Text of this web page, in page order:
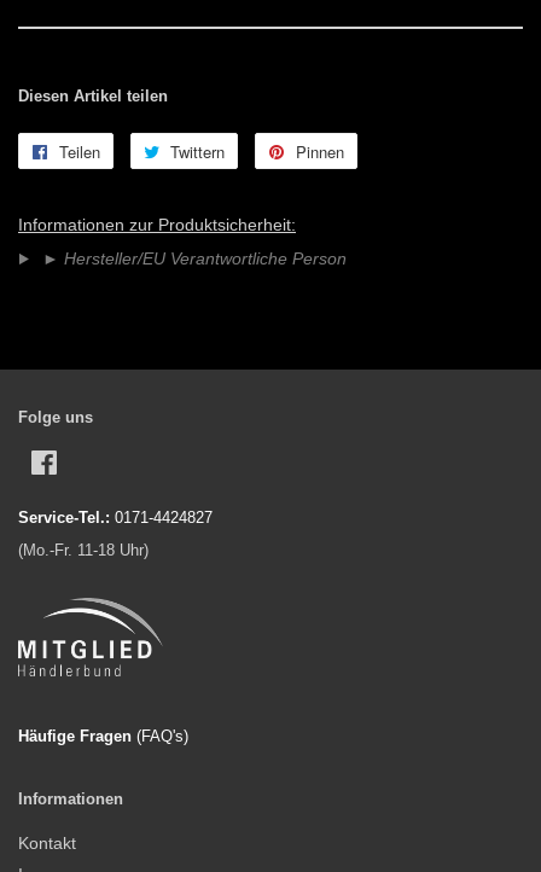
Diesen Artikel teilen
Teilen
teilen
Twittern
twittern
Pinnen
Informationen zur Produktsicherheit:
► Hersteller/EU Verantwortliche Person
Folge uns
Service-Tel.: 0171-4424827
(Mo.-Fr. 11-18 Uhr)
Häufige Fragen (FAQ's)
Informationen
Kontakt